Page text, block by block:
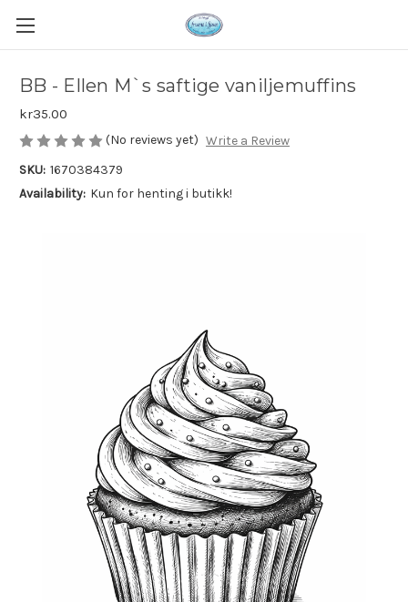
BB - Ellen M`s saftige vaniljemuffins
kr35.00
(No reviews yet) Write a Review
SKU: 1670384379
Availability: Kun for henting i butikk!